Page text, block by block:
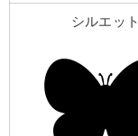
シルエット